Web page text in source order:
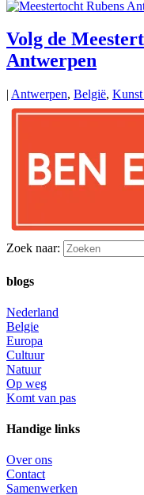
Volg de
Antwerpen
| Antwerpen, België,
Zoek naar:
blogs
Nederland
Belgie
Europa
Cultuur
Natuur
Op weg
Komt van pas
Handige links
Over ons
Contact
Samenwerken